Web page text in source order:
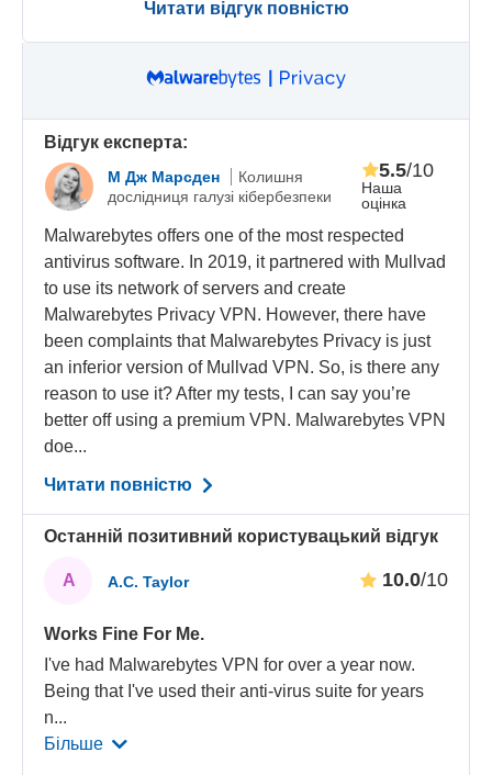
Читати відгук повністю
Відгук експерта:
М Дж Марсден
Колишня
дослідниця галузі кібербезпеки
Наша
оцінка
5.5/10
Malwarebytes offers one of the most respected
antivirus software. In 2019, it partnered with Mullvad
to use its network of servers and create
Malwarebytes Privacy VPN. However, there have
been complaints that Malwarebytes Privacy is just
an inferior version of Mullvad VPN. So, is there any
reason to use it? After my tests, I can say you’re
better off using a premium VPN. Malwarebytes VPN
doe...
Читати повністю
Останній позитивний користувацький відгук
A A.C. Taylor 10.0/10
Works Fine For Me.
I've had Malwarebytes VPN for over a year now.
Being that I've used their anti-virus suite for years
n...
Більше